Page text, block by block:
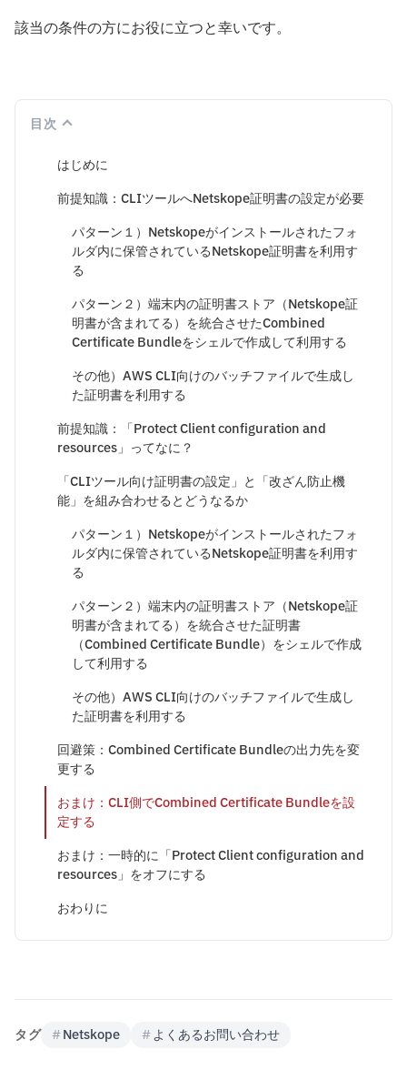
該当の条件の方にお役に立つと幸いです。
目次
はじめに
前提知識：CLIツールへNetskope証明書の設定が必要
パターン１）Netskopeがインストールされたフォ
ルダ内に保管されているNetskope証明書を利用す
る
パターン２）端末内の証明書ストア（Netskope証
明書が含まれてる）を統合させたCombined
Certificate Bundleをシェルで作成して利用する
その他）AWS CLI向けのバッチファイルで生成し
た証明書を利用する
前提知識：「Protect Client configuration and
resources」ってなに？
「CLIツール向け証明書の設定」と「改ざん防止機
能」を組み合わせるとどうなるか
パターン１）Netskopeがインストールされたフォ
ルダ内に保管されているNetskope証明書を利用す
る
パターン２）端末内の証明書ストア（Netskope証
明書が含まれてる）を統合させた証明書
（Combined Certificate Bundle）をシェルで作成
して利用する
その他）AWS CLI向けのバッチファイルで生成し
た証明書を利用する
回避策：Combined Certificate Bundleの出力先を変
更する
おまけ：CLI側でCombined Certificate Bundleを設
定する
おまけ：一時的に「Protect Client configuration and
resources」をオフにする
おわりに
タグ #Netskope #よくあるお問い合わせ